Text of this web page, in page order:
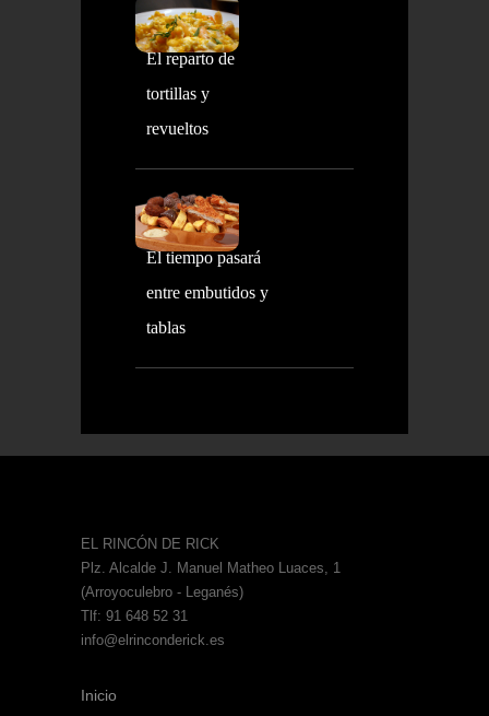
El reparto de
tortillas y
revueltos
El tiempo pasará
entre embutidos y
tablas
EL RINCÓN DE RICK
Plz. Alcalde J. Manuel Matheo Luaces, 1
(Arroyoculebro - Leganés)
Tlf: 91 648 52 31
info@elrinconderick.es
Inicio